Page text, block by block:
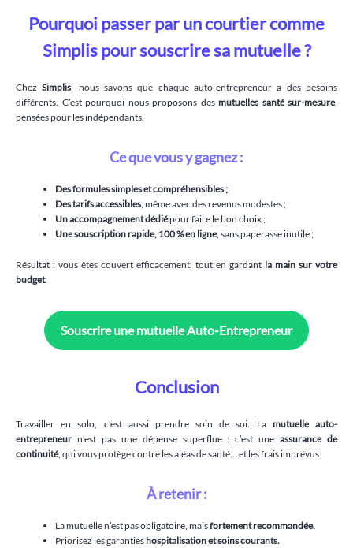
Pourquoi passer par un courtier comme
Simplis pour souscrire sa mutuelle ?
ChezSimplis, nous savons que chaque auto-entrepreneur a des besoins
différents. C’est pourquoi nous proposons des mutuelles santé sur-mesure,
pensées pour les indépendants.
Ce que vous y gagnez :
Des formules simples et compréhensibles ;
Des tarifs accessibles, même avec des revenus modestes ;
Un accompagnement dédiépour faire le bon choix ;
Une souscription rapide, 100 % en ligne, sans paperasse inutile ;
Résultat : vous êtes couvert efficacement, tout en gardant la main sur votre
budget.
Souscrire une mutuelle Auto-Entrepreneur
Conclusion
Travailler en solo, c’est aussi prendre soin de soi. La mutuelle auto-
entrepreneur n’est pas une dépense superflue : c’est uneassurance de
continuité, qui vous protège contre les aléas de santé… et les frais imprévus.
À retenir :
La mutuelle n’est pas obligatoire, maisfortement recommandée.
Priorisez les garanties hospitalisation et soins courants.